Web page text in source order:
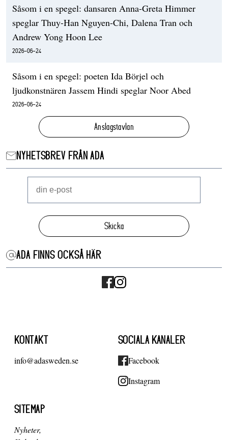
Såsom i en spegel: dansaren Anna-Greta Himmer
speglar Thuy-Han Nguyen-Chi, Dalena Tran och
Andrew Yong Hoon Lee
2026-06-24
Såsom i en spegel: poeten Ida Börjel och
ljudkonstnären Jassem Hindi speglar Noor Abed
2026-06-24
Anslagstavlan
NYHETSBREV FRÅN ADA
Skicka
ADA FINNS OCKSÅ HÄR
KONTAKT
info@adasweden.se
SOCIALA KANALER
Facebook
Instagram
SITEMAP
Nyheter